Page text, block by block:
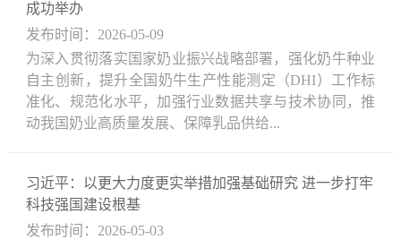
成功举办
发布时间：2026-05-09
为深入贯彻落实国家奶业振兴战略部署，强化奶牛种业
自主创新，提升全国奶牛生产性能测定（DHI）工作标
准化、规范化水平，加强行业数据共享与技术协同，推
动我国奶业高质量发展、保障乳品供给...
习近平：以更大力度更实举措加强基础研究 进一步打牢
科技强国建设根基
发布时间：2026-05-03